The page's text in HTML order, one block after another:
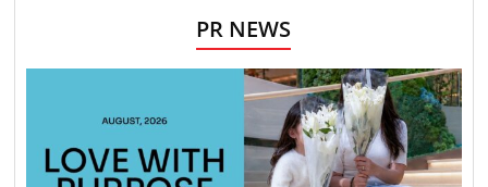
PR NEWS